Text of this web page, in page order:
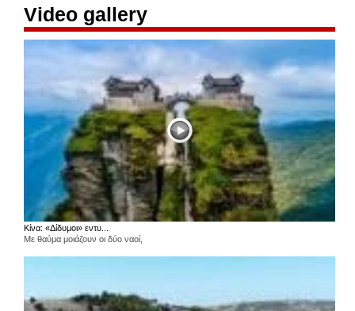
Video gallery
Κίνα: «Δίδυμοι» εντυ...
Με θαύμα μοιάζουν οι δύο ναοί,